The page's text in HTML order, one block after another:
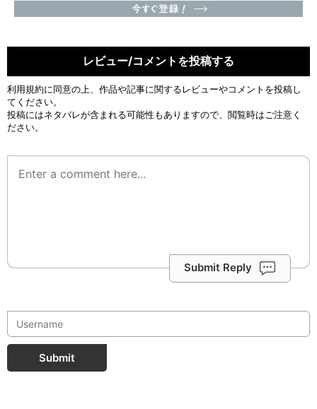
レビュー/コメントを投稿する
利用規約に同意の上、作品や記事に関するレビューやコメントを投稿し
てください。
投稿にはネタバレが含まれる可能性もありますので、閲覧時はご注意く
ださい。
Submit Reply
Submit